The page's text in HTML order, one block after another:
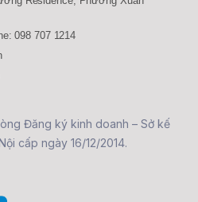
098 707 1214
Đăng ký kinh doanh – Sở kế
cấp ngày 16/12/2014.